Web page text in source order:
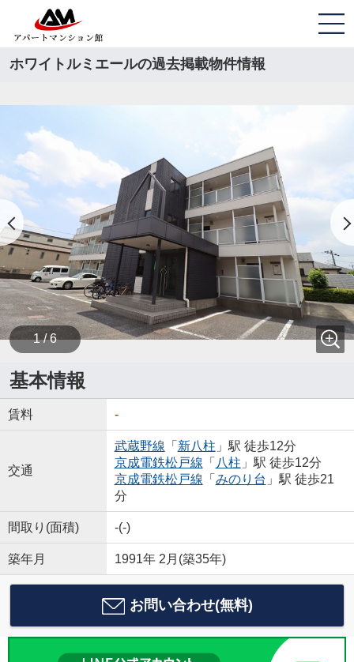
ホワイトルミエールの過去掲載物件情報
1 / 6
基本情報
賃料 -
交通
武蔵野線 「 新八柱 」駅 徒歩12分
京成電鉄松戸線 「 八柱 」駅 徒歩12分
京成電鉄松戸線 「 みのり台 」駅 徒歩21
分
間取り(面積) -(-)
築年月 1991年 2月(築35年)
お問い合わせ(無料)